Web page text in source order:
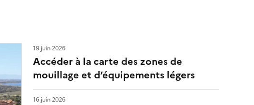
Accéder à la carte des zones de
mouillage et d’équipements légers
19 juin 2026
16 juin 2026